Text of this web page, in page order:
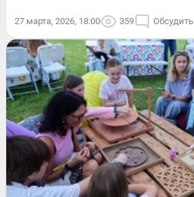
27 марта, 2026, 18:00 359 Обсудить